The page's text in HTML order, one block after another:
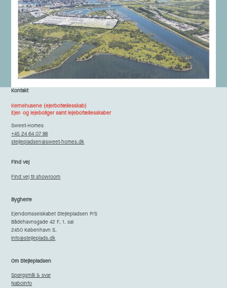
Kontakt
Kernehusene (ejerbofællesskab)
Ejer- og lejeboliger samt lejebofællesskaber
Sweet-Homes
+45 24 64 07 88
stejlepladsen@sweet-homes.dk
Find vej
Find vej til showroom
Bygherre
Ejendomsselskabet Stejlepladsen P/S
Bådehavnsgade 42 F, 1. sal
2450 København S.
info@stejleplads.dk
Om Stejlepladsen
Spørgsmål & svar
Naboinfo